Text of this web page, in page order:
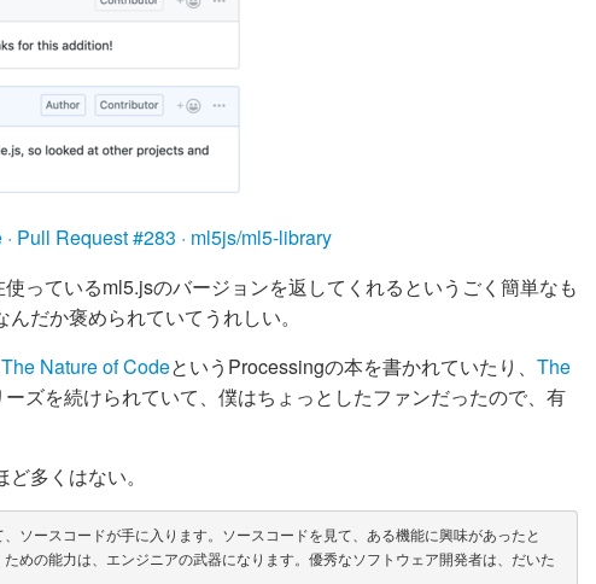
Pull Request #283 · ml5js/ml5-library
っているml5.jsのバージョンを返してくれるというごく簡単なも
だか褒められていてうれしい。
The Nature of CodeというProcessingの本を書かれていたり、 The
ズを続けられていて、僕はちょっとしたファンだったので、有
多くはない。
ソースコードが手に入ります。ソースコードを見て、ある機能に興味があったと
めの能力は、エンジニアの武器になります。優秀なソフトウェア開発者は、だいた